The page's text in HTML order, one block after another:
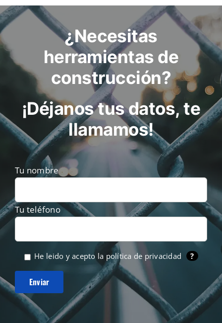
¿Necesitas
herramientas de
construcción?
¡Déjanos tus datos, te
llamamos!
Tu nombre
Tu teléfono
He leido y acepto la política de privacidad ?